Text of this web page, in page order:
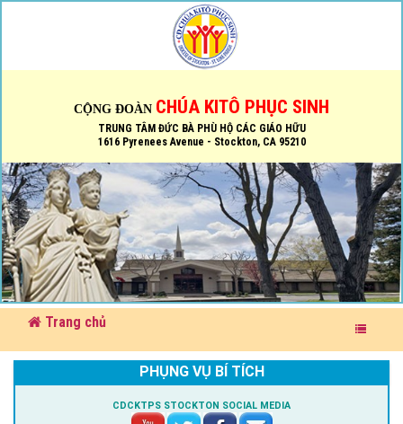
CỘNG ĐOÀN CHÚA KITÔ PHỤC SINH
TRUNG TÂM ĐỨC BÀ PHÙ HỘ CÁC GIÁO HỮU
1616 Pyrenees Avenue - Stockton, CA 95210
Trang chủ
PHỤNG VỤ BÍ TÍCH
CDCKTPS STOCKTON SOCIAL MEDIA